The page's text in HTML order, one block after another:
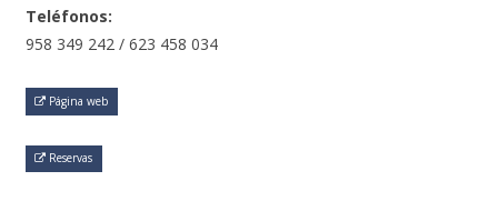
Teléfonos:
958 349 242 / 623 458 034
Página web
Reservas